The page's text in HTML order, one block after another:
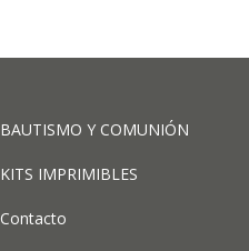
BAUTISMO Y COMUNIÓN
KITS IMPRIMIBLES
Contacto